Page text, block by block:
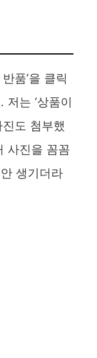
품’을 클릭
는 ‘상품이
도 첨부했
사진을 꼼꼼
생기더라